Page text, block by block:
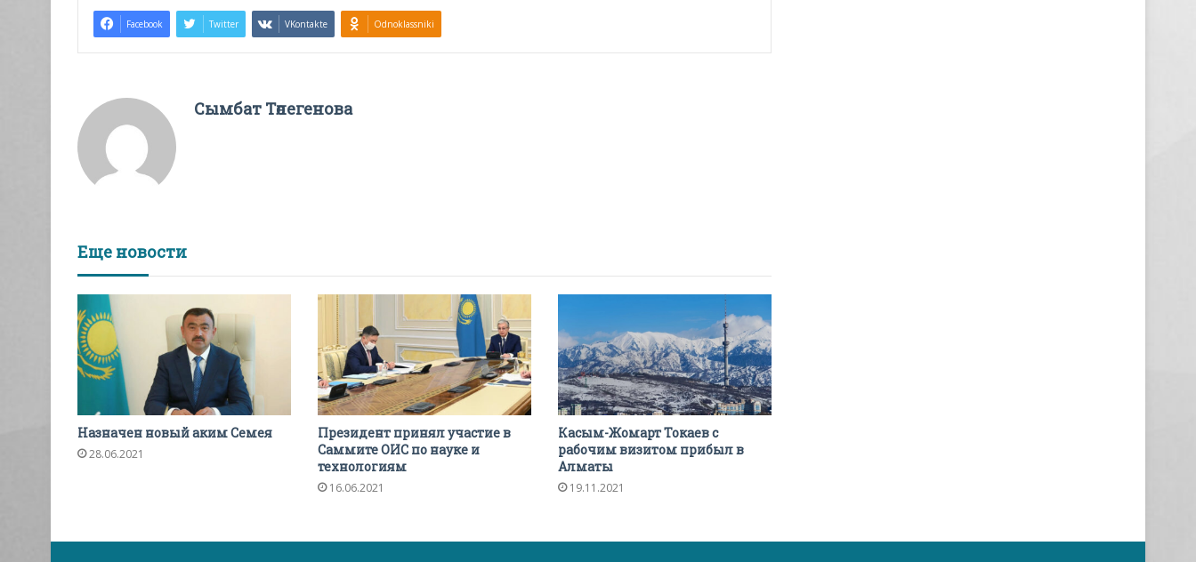
Facebook Twitter VKontakte Odnoklassniki
Сымбат Төлегенова
Еще новости
Назначен новый аким Семея
28.06.2021
Президент принял участие в
Саммите ОИС по науке и
технологиям
16.06.2021
Касым-Жомарт Токаев с
рабочим визитом прибыл в
Алматы
19.11.2021